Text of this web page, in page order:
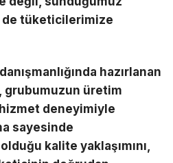
de tüketicilerimize
hazırlanan
grubumuzun üretim
deneyimiyle
sayesinde
kalite yaklaşımını,